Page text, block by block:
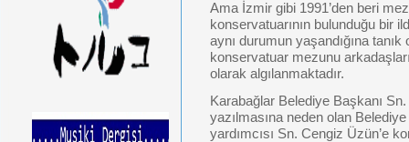
Ama İzmir gibi 1991’den beri
konservatuarının bulunduğu bir
aynı durumun yaşandığına
konservatuar mezunu
olarak algılanmaktadır.
Karabağlar Belediye Başkanı Sn.
yazılmasına neden olan
yardımcısı Sn. Cengiz Üzün’e